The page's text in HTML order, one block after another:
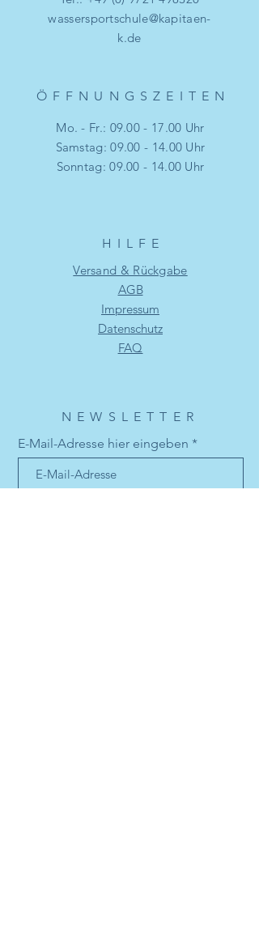
wassersportschule@kapitaen-
k.de
ÖFFNUNGSZEITE N
Mo. - Fr.: 09.00 - 17.00 Uhr
​​Samstag: 09.00 - 14.00 Uhr
​Sonntag: 09.00 - 14.00 Uhr
HILF E
Versand & Rückgabe
AGB
Impressum
Datenschutz
FAQ
NEWSLETTER
E-Mail-Adresse hier eingeben